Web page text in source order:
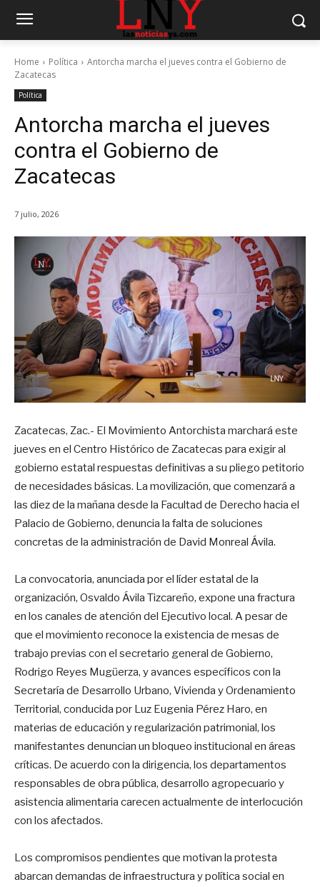
Home Política
Antorcha marcha el jueves contra el Gobierno de
Zacatecas
Política
Antorcha marcha el jueves
contra el Gobierno de
Zacatecas
7 julio, 2026
Zacatecas, Zac.- El Movimiento Antorchista marchará este
jueves en el Centro Histórico de Zacatecas para exigir al
gobierno estatal respuestas definitivas a su pliego petitorio
de necesidades básicas. La movilización, que comenzará a
las diez de la mañana desde la Facultad de Derecho hacia el
Palacio de Gobierno, denuncia la falta de soluciones
concretas de la administración de David Monreal Ávila.
La convocatoria, anunciada por el líder estatal de la
organización, Osvaldo Ávila Tizcareño, expone una fractura
en los canales de atención del Ejecutivo local. A pesar de
que el movimiento reconoce la existencia de mesas de
trabajo previas con el secretario general de Gobierno,
Rodrigo Reyes Mugüerza, y avances específicos con la
Secretaría de Desarrollo Urbano, Vivienda y Ordenamiento
Territorial, conducida por Luz Eugenia Pérez Haro, en
materias de educación y regularización patrimonial, los
manifestantes denuncian un bloqueo institucional en áreas
críticas. De acuerdo con la dirigencia, los departamentos
responsables de obra pública, desarrollo agropecuario y
asistencia alimentaria carecen actualmente de interlocución
con los afectados.
Los compromisos pendientes que motivan la protesta
abarcan demandas de infraestructura y política social en